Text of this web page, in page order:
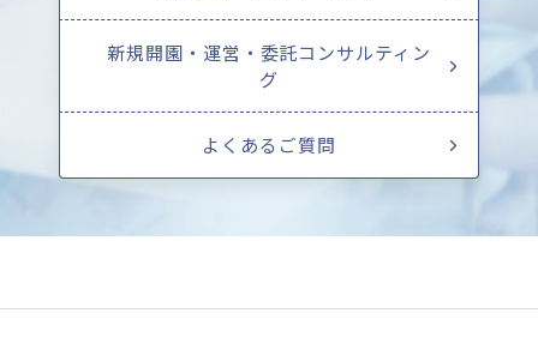
新規開園・運営・委託コンサルティン
グ
よくあるご質問